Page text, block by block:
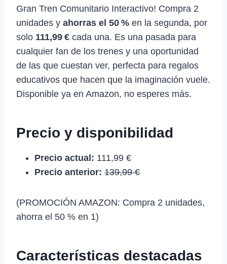
Gran Tren Comunitario Interactivo! Compra 2
unidades y ahorras el 50 % en la segunda, por
solo 111,99 € cada una. Es una pasada para
cualquier fan de los trenes y una oportunidad
de las que cuestan ver, perfecta para regalos
educativos que hacen que la imaginación vuele.
Disponible ya en Amazon, no esperes más.
Precio y disponibilidad
Precio actual: 111,99 €
Precio anterior: 139,99 €
(PROMOCIÓN AMAZON: Compra 2 unidades,
ahorra el 50 % en 1)
Características destacadas